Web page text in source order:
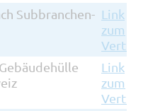
Subbranchen- Link
zum
Vertrag
Link
zum
Vertrag